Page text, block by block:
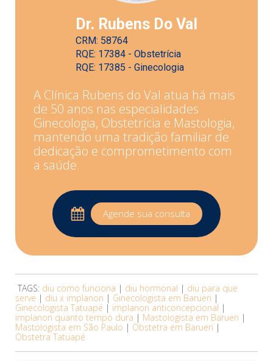
Dr. Rubens Do Val
CRM: 58764
RQE: 17384 - Obstetrícia
RQE: 17385 - Ginecologia
A Clínica Rubens do Val atua há mais
de 50 anos nas especialidades
Ginecologia, Obstetrícia e Mastologia,
mantendo uma tradição familiar de
dedicação e comprometimento com
a saúde.
Agende sua consulta
TAGS: diu como funciona | diu hormonal | diu para que
serve | diu x implanon | Ginecologista em Barueri |
Ginecologista Tatuapé | implanon anticoncepcional |
implanon quanto tempo dura | Mastologista em Barueri |
Mastologista em São Paulo | Obstetra em Barueri |
Obstetra Tatuapé